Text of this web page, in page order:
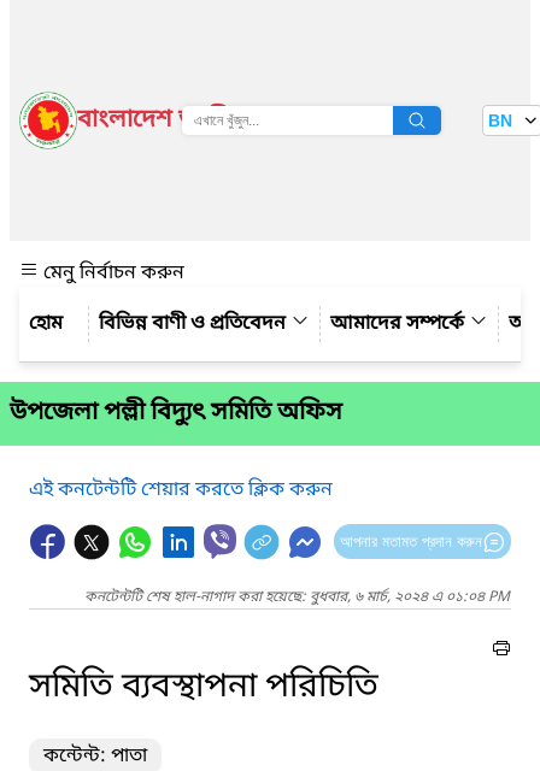
বাংলাদেশ জাতীয় তথ্য বাতায়ন BN
মেনু নির্বাচন করুন
বিভিন্ন বাণী ও প্রতিবেদন
আমাদের সম্পর্কে
উপজেলা পল্লী বিদ্যুৎ সমিতি অফিস
এই কনটেন্টটি শেয়ার করতে ক্লিক করুন
আপনার মতামত প্রদান করুন
কনটেন্টটি শেষ হাল-নাগাদ করা হয়েছে: বুধবার, ৬ মার্চ, ২০২৪ এ ০১:০৪ PM
সমিতি ব্যবস্থাপনা পরিচিতি
কন্টেন্ট: পাতা